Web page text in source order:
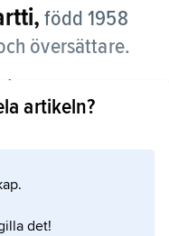
född 1958
översättare.
till Sverige.
i den numera
byggd på
artikeln?
det!